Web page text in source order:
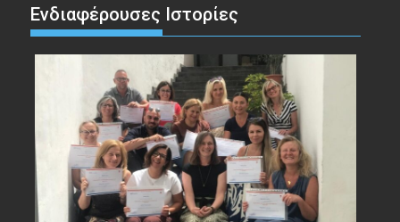
Ενδιαφέρουσες Ιστορίες